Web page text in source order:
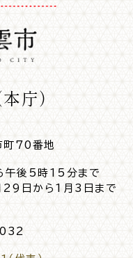
職・転職・退職
気・ケガ
庁）
町70番地
午後5時15分まで
29日から1月3日まで